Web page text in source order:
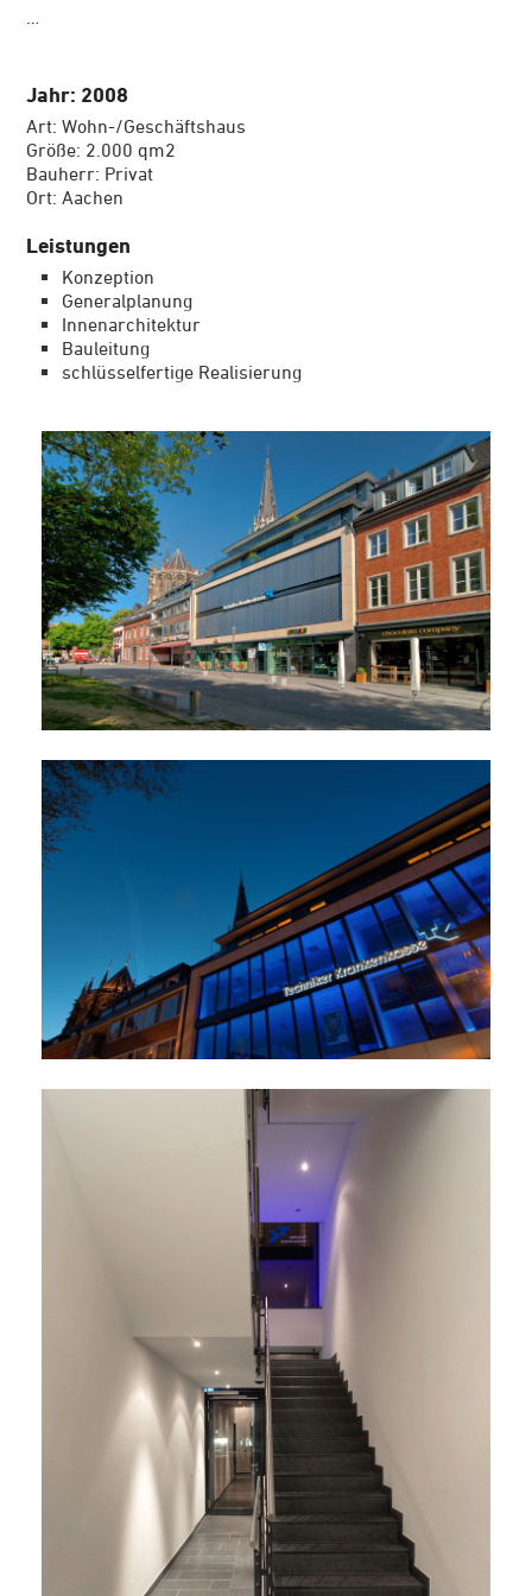
Jahr: 2008
Art: Wohn-/Geschäftshaus
Größe: 2.000 qm2
Bauherr: Privat
Ort: Aachen
Leistungen
Konzeption
Generalplanung
Innenarchitektur
Bauleitung
schlüsselfertige Realisierung